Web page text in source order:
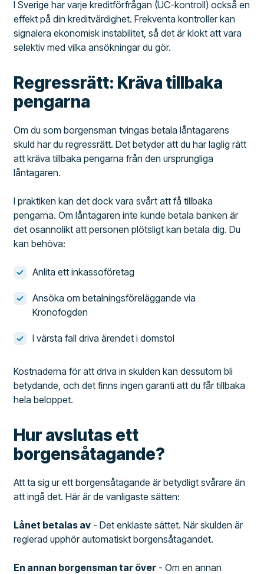
I Sverige har varje kreditförfrågan (UC-kontroll) också en
effekt på din kreditvärdighet. Frekventa kontroller kan
signalera ekonomisk instabilitet, så det är klokt att vara
selektiv med vilka ansökningar du gör.
Regressrätt: Kräva tillbaka
pengarna
Om du som borgensman tvingas betala låntagarens
skuld har du regressrätt. Det betyder att du har laglig rätt
att kräva tillbaka pengarna från den ursprungliga
låntagaren.
I praktiken kan det dock vara svårt att få tillbaka
pengarna. Om låntagaren inte kunde betala banken är
det osannolikt att personen plötsligt kan betala dig. Du
kan behöva:
Anlita ett inkassoföretag
Ansöka om betalningsföreläggande via
Kronofogden
I värsta fall driva ärendet i domstol
Kostnaderna för att driva in skulden kan dessutom bli
betydande, och det finns ingen garanti att du får tillbaka
hela beloppet.
Hur avslutas ett
borgensåtagande?
Att ta sig ur ett borgensåtagande är betydligt svårare än
att ingå det. Här är de vanligaste sätten:
Lånet betalas av - Det enklaste sättet. När skulden är
reglerad upphör automatiskt borgensåtagandet.
En annan borgensman tar över - Om en annan